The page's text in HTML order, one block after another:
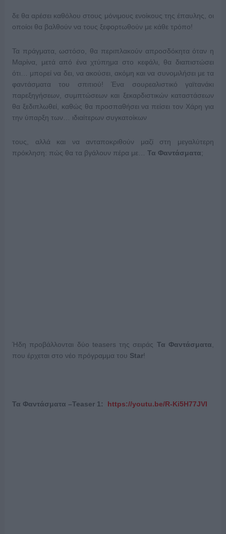
δε θα αρέσει καθόλου στους μόνιμους ενοίκους της έπαυλης, οι
οποίοι θα βαλθούν να τους ξεφορτωθούν με κάθε τρόπο!
Τα πράγματα, ωστόσο, θα περιπλακούν απροσδόκητα όταν η
Μαρίνα, μετά από ένα χτύπημα στο κεφάλι, θα διαπιστώσει
ότι… μπορεί να δει, να ακούσει, ακόμη και να συνομιλήσει με τα
φαντάσματα του σπιτιού! Ένα σουρεαλιστικό γαϊτανάκι
παρεξηγήσεων, συμπτώσεων και ξεκαρδιστικών καταστάσεων
θα ξεδιπλωθεί, καθώς θα προσπαθήσει να πείσει τον Χάρη για
την ύπαρξη των… ιδιαίτερων συγκατοίκων
τους, αλλά και να ανταποκριθούν μαζί στη μεγαλύτερη
πρόκληση: πώς θα τα βγάλουν πέρα με… Τα Φαντάσματα;
Ήδη προβάλλονται δύο teasers της σειράς Τα Φαντάσματα,
που έρχεται στο νέο πρόγραμμα του Star!
Τα Φαντάσματα –Teaser1: https://youtu.be/R-Ki5H77JVI